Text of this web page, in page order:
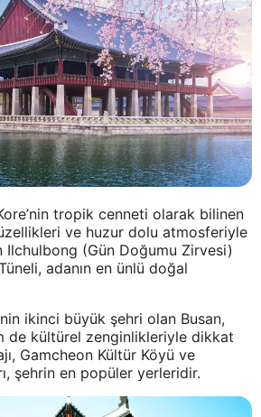
tropik cenneti olarak bilinen
ve huzur dolu atmosferiyle
Ilchulbong (Gün Doğumu Zirvesi)
adanın en ünlü doğal
ikinci büyük şehri olan Busan,
de kültürel zenginlikleriyle dikkat
Gamcheon Kültür Köyü ve
şehrin en popüler yerleridir.